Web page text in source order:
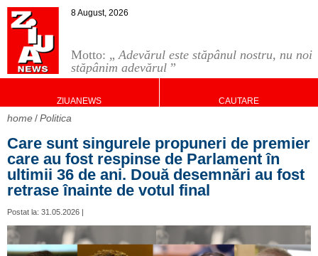
Motto: „Adevărul este stăpânul nostru, nu noi
stăpânim adevărul ”
8 August, 2026
ZIUANEWS CAUTARE
home Politica
Care sunt singurele propuneri de premier
care au fost respinse de Parlament în
ultimii 36 de ani. Două desemnări au fost
retrase înainte de votul final
Postat la: 31.05.2026 |